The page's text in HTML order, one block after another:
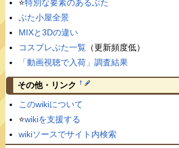
⭐️特別な要素のあるぶた
ぶた小屋全景
MIXと3Dの違い
コスプレぶた一覧（更新頻度低）
「動画視聴で入荷」調査結果
その他・リンク †
このwikiについて
⭐️wikiを支援する
wikiソースでサイト内検索